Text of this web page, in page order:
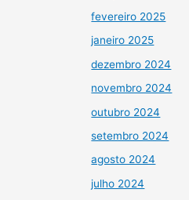
fevereiro 2025
janeiro 2025
dezembro 2024
novembro 2024
outubro 2024
setembro 2024
agosto 2024
julho 2024